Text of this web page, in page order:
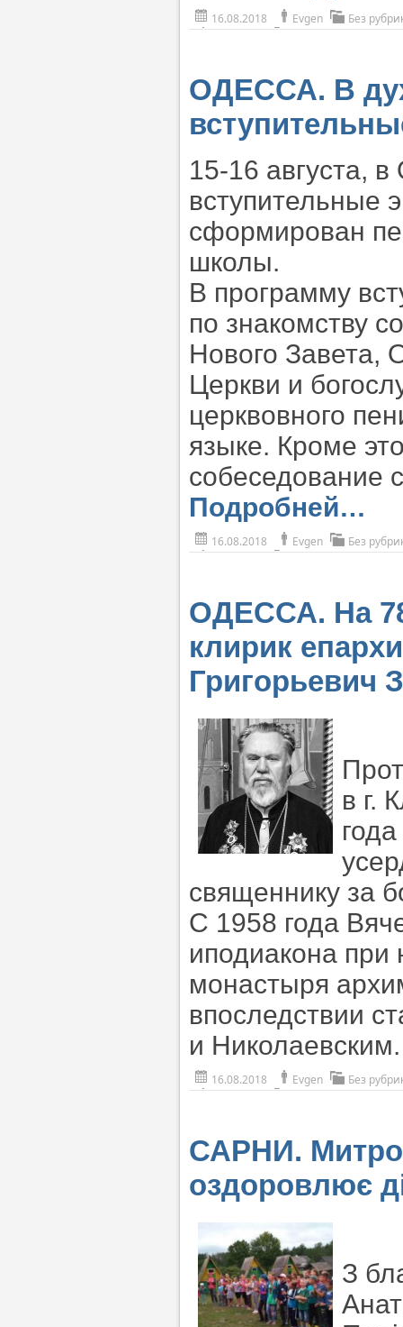
16.08.2018 Evgen Без
ОДЕССА. В
15-16 августа,
вступительные
сформирован
школы.
В программу
по знакомству
Нового Завета,
Церкви и
церквовного
языке. Кроме
собеседование
Подробней…
16.08.2018 Evgen Без
ОДЕССА. На
клирик
Григорьевич
в г.
священнику за
С 1958 года
иподиакона при
монастыря
впоследствии
и
16.08.2018 Evgen Без
САРНИ.
оздоровлює
З